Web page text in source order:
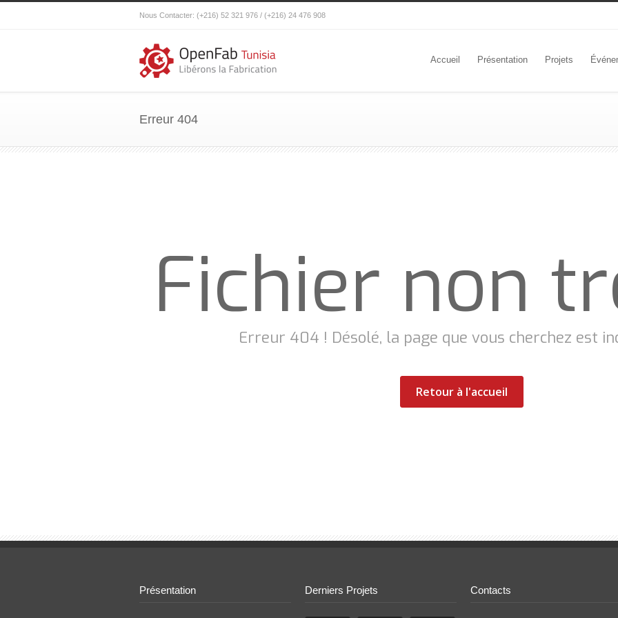
Nous Contacter: (+216) 52 321 976 / (+216) 24 476 908
Accueil Présentation Projets
Erreur 404
Fichier non
Erreur 404 ! Désolé, la page que vous cherchez est
Retour à l'accueil
Présentation Derniers Projets Contacts